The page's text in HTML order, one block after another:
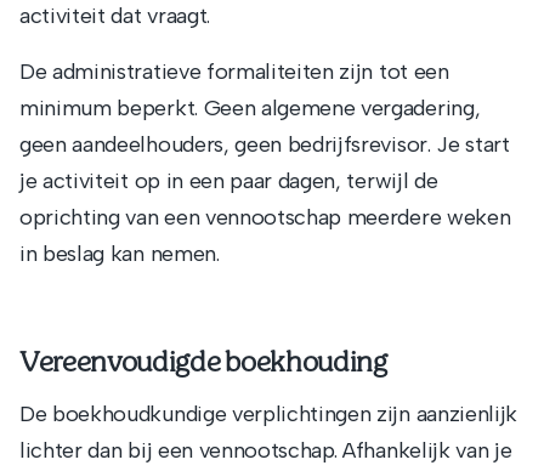
activiteit dat vraagt.
De administratieve formaliteiten zijn tot een
minimum beperkt. Geen algemene vergadering,
geen aandeelhouders, geen bedrijfsrevisor. Je start
je activiteit op in een paar dagen, terwijl de
oprichting van een vennootschap meerdere weken
in beslag kan nemen.
Vereenvoudigde boekhouding
De boekhoudkundige verplichtingen zijn aanzienlijk
lichter dan bij een vennootschap. Afhankelijk van je